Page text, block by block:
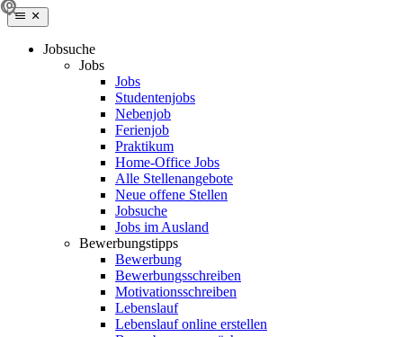
Jobsuche
Jobs
Jobs
Studentenjobs
Nebenjob
Ferienjob
Praktikum
Home-Office Jobs
Alle Stellenangebote
Neue offene Stellen
Jobsuche
Jobs im Ausland
Bewerbungstipps
Bewerbung
Bewerbungsschreiben
Motivationsschreiben
Lebenslauf
Lebenslauf online erstellen